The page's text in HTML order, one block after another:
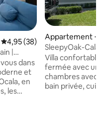
Évaluation moyenne sur la
4,95 (38)
|
dans
et
en
les
Appartement ⋅
SleepyOak-Cala
Villa confortable
fermée avec un
chambres avec
bain privée,